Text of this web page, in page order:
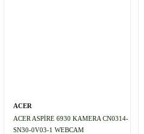
ACER
ACER ASPİRE 6930 KAMERA CN0314-
SN30-0V03-1 WEBCAM